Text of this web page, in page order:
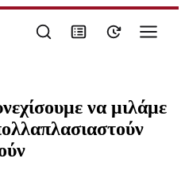
να μιλάμε